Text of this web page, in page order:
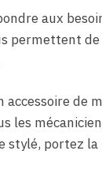
aux
permettent
de
stylé, portez la